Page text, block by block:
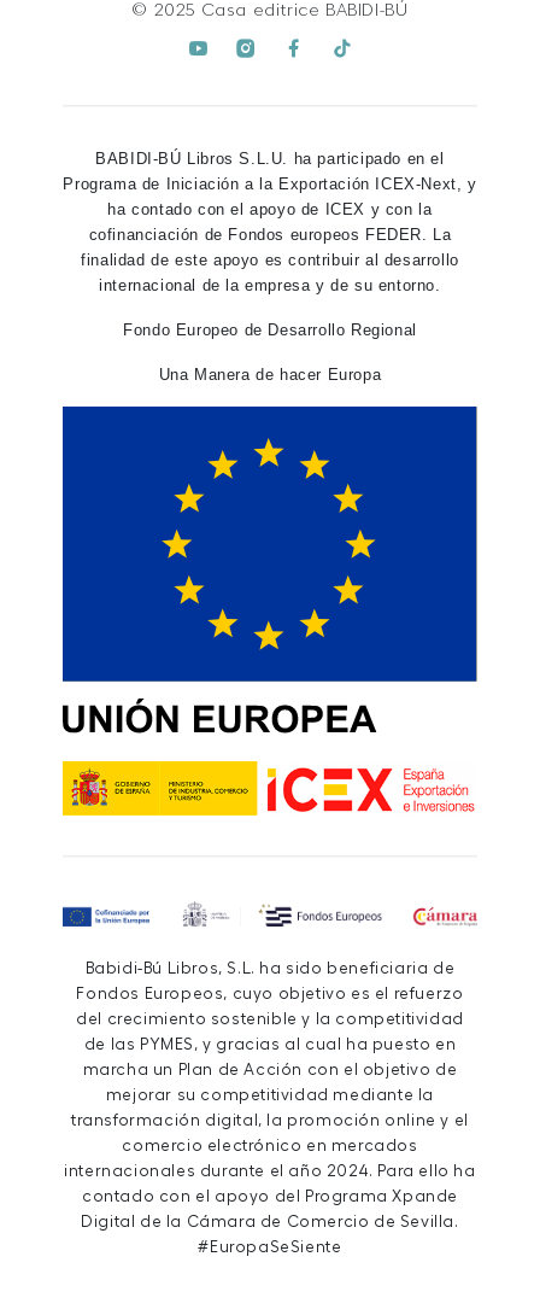
© 2025 Casa editrice BABIDI-BÚ
BABIDI-BÚ Libros S.L.U. ha participado en el
Programa de Iniciación a la Exportación ICEX-Next, y
ha contado con el apoyo de ICEX y con la
cofinanciación de Fondos europeos FEDER. La
finalidad de este apoyo es contribuir al desarrollo
internacional de la empresa y de su entorno.
Fondo Europeo de Desarrollo Regional
Una Manera de hacer Europa
Babidi-Bú Libros, S.L. ha sido beneficiaria de
Fondos Europeos, cuyo objetivo es el refuerzo
del crecimiento sostenible y la competitividad
de las PYMES, y gracias al cual ha puesto en
marcha un Plan de Acción con el objetivo de
mejorar su competitividad mediante la
transformación digital, la promoción online y el
comercio electrónico en mercados
internacionales durante el año 2024. Para ello ha
contado con el apoyo del Programa Xpande
Digital de la Cámara de Comercio de Sevilla.
#EuropaSeSiente